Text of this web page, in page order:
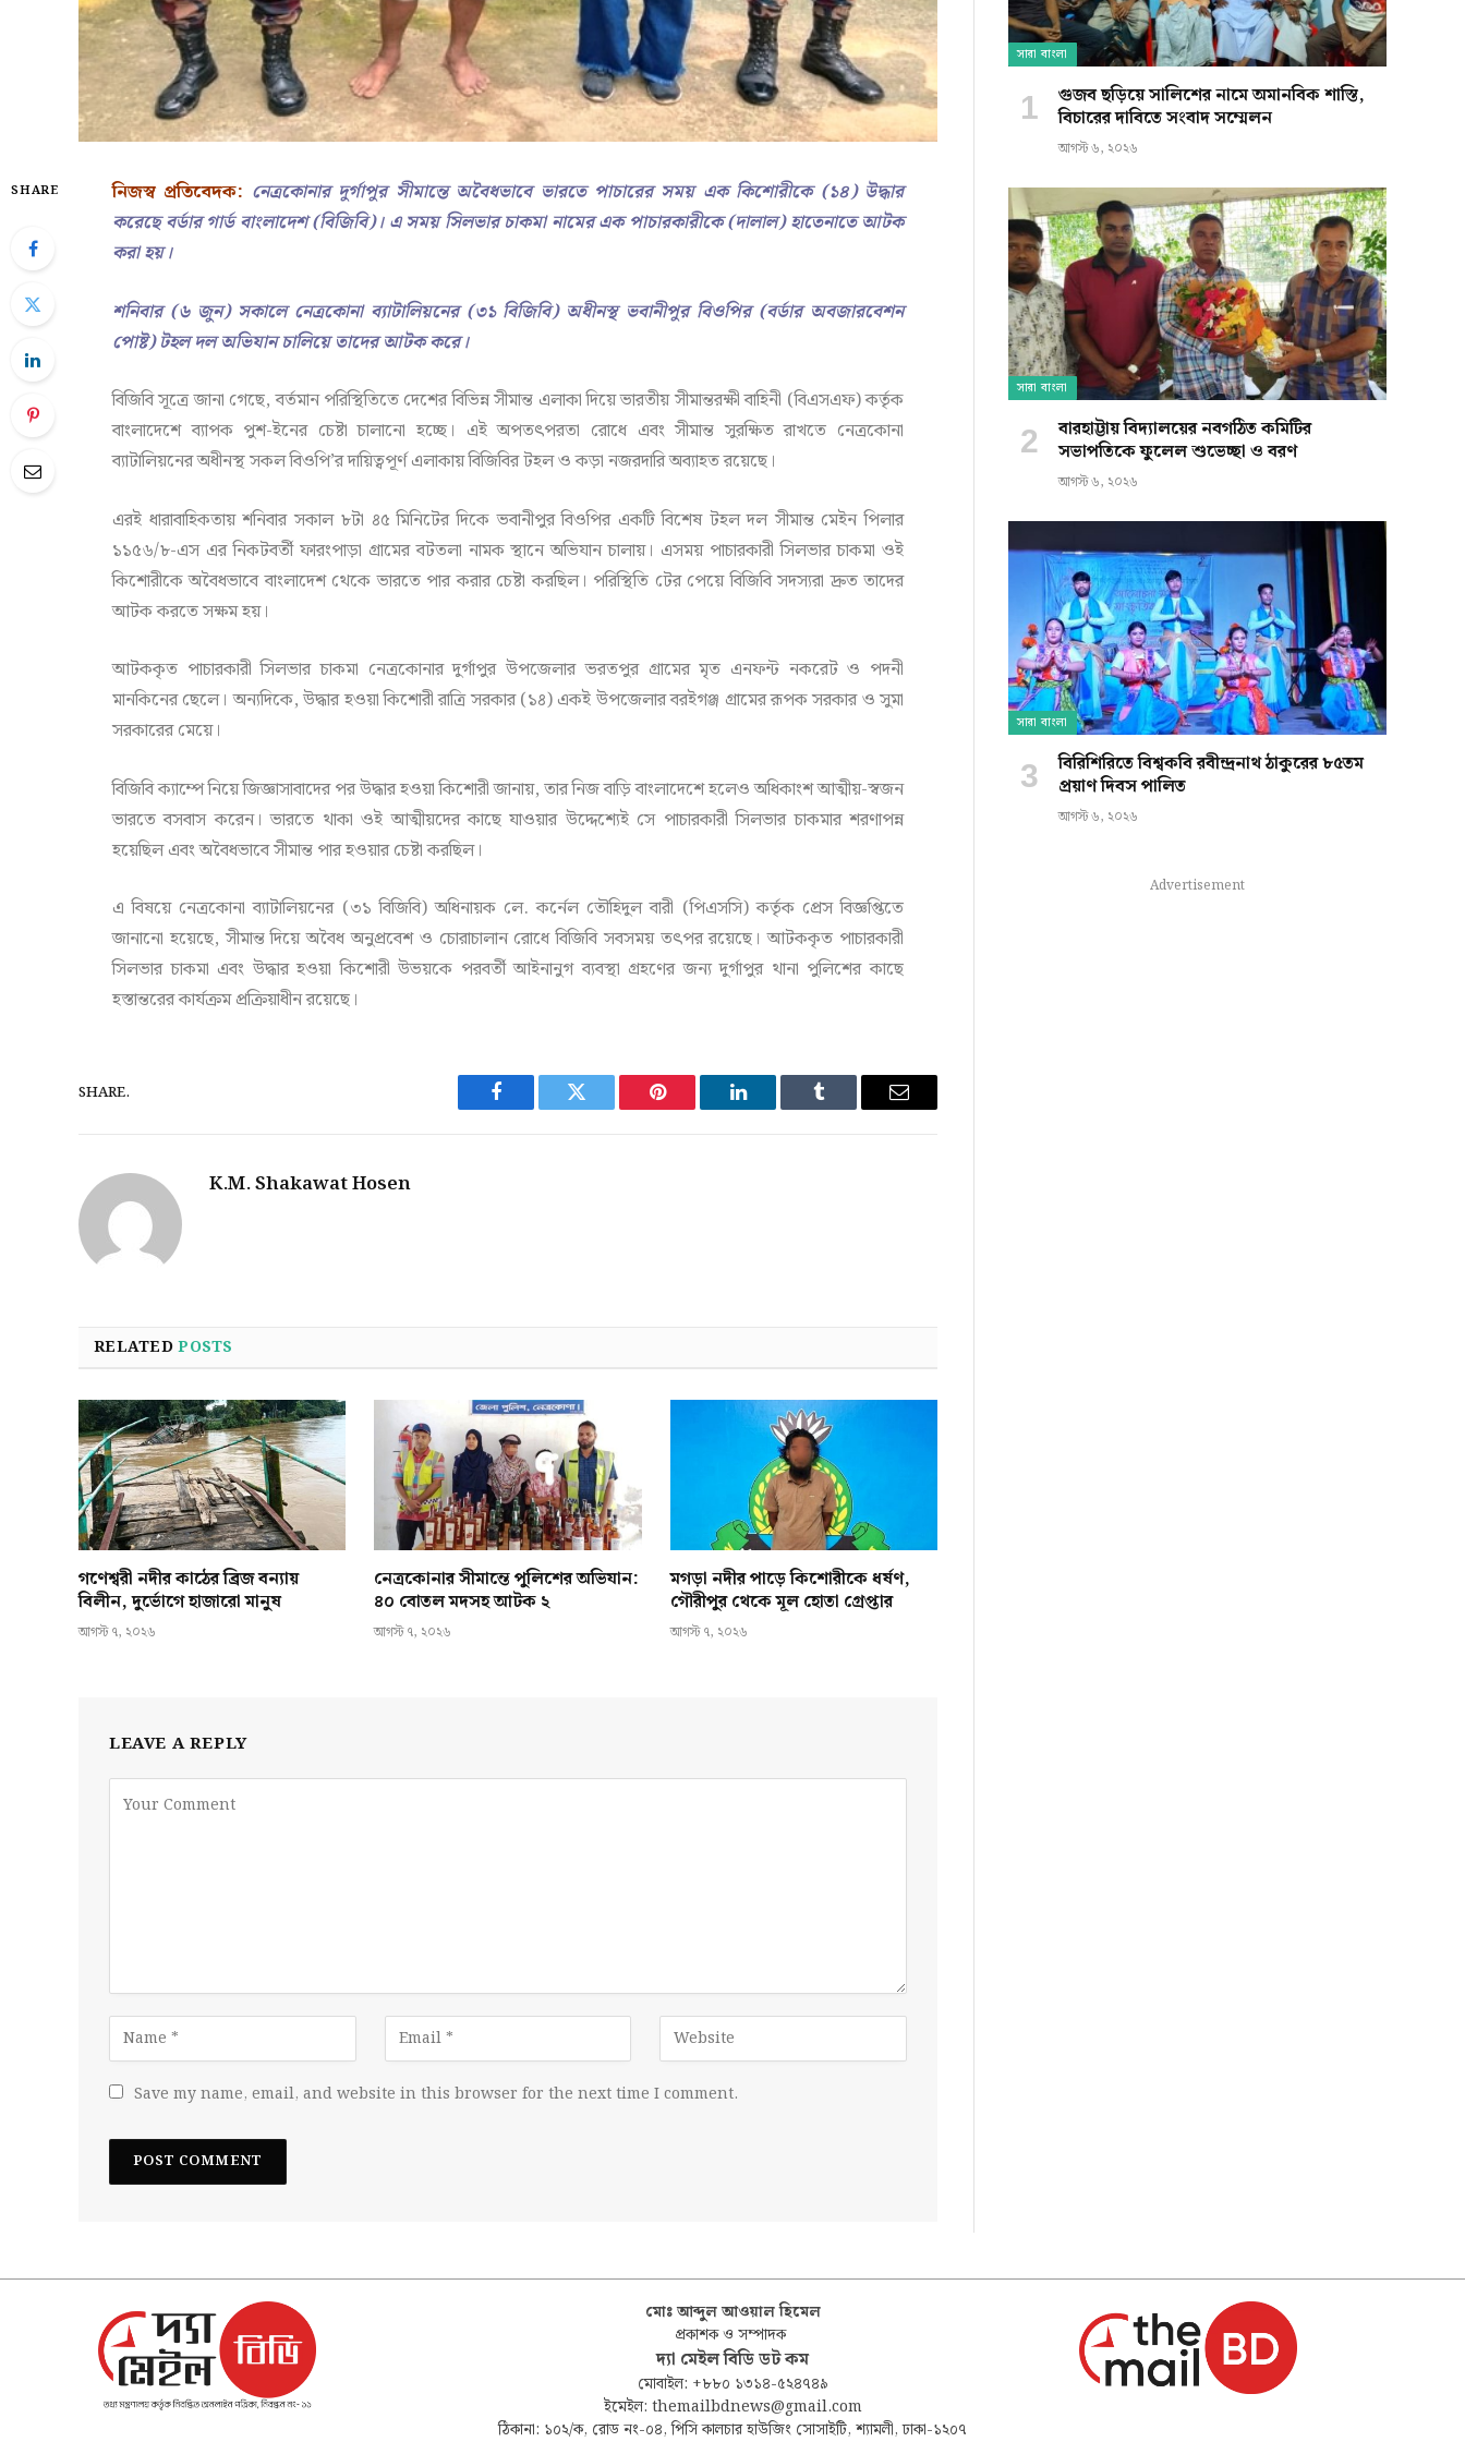
SHARE নিজস্ব প্রতিবেদক: নেত্রকোনার দুর্গাপুর সীমান্তে অবৈধভাবে ভারতে পাচারের সময় এক কিশোরীকে (১৪) উদ্ধার
করেছে বর্ডার গার্ড বাংলাদেশ (বিজিবি)। এ সময় সিলভার চাকমা নামের এক পাচারকারীকে (দালাল) হাতেনাতে আটক
করা হয়।
শনিবার (৬ জুন) সকালে নেত্রকোনা ব্যাটালিয়নের (৩১ বিজিবি) অধীনস্থ ভবানীপুর বিওপির (বর্ডার অবজারবেশন
পোষ্ট) টহল দল অভিযান চালিয়ে তাদের আটক করে।
বিজিবি সূত্রে জানা গেছে, বর্তমান পরিস্থিতিতে দেশের বিভিন্ন সীমান্ত এলাকা দিয়ে ভারতীয় সীমান্তরক্ষী বাহিনী (বিএসএফ) কর্তৃক
বাংলাদেশে ব্যাপক পুশ-ইনের চেষ্টা চালানো হচ্ছে। এই অপতৎপরতা রোধে এবং সীমান্ত সুরক্ষিত রাখতে নেত্রকোনা
ব্যাটালিয়নের অধীনস্থ সকল বিওপি’র দায়িত্বপূর্ণ এলাকায় বিজিবির টহল ও কড়া নজরদারি অব্যাহত রয়েছে।
এরই ধারাবাহিকতায় শনিবার সকাল ৮টা ৪৫ মিনিটের দিকে ভবানীপুর বিওপির একটি বিশেষ টহল দল সীমান্ত মেইন পিলার
১১৫৬/৮-এস এর নিকটবর্তী ফারংপাড়া গ্রামের বটতলা নামক স্থানে অভিযান চালায়। এসময় পাচারকারী সিলভার চাকমা ওই
কিশোরীকে অবৈধভাবে বাংলাদেশ থেকে ভারতে পার করার চেষ্টা করছিল। পরিস্থিতি টের পেয়ে বিজিবি সদস্যরা দ্রুত তাদের
আটক করতে সক্ষম হয়।
আটককৃত পাচারকারী সিলভার চাকমা নেত্রকোনার দুর্গাপুর উপজেলার ভরতপুর গ্রামের মৃত এনফন্ট নকরেট ও পদনী
মানকিনের ছেলে। অন্যদিকে, উদ্ধার হওয়া কিশোরী রাত্রি সরকার (১৪) একই উপজেলার বরইগঞ্জ গ্রামের রূপক সরকার ও সুমা
সরকারের মেয়ে।
বিজিবি ক্যাম্পে নিয়ে জিজ্ঞাসাবাদের পর উদ্ধার হওয়া কিশোরী জানায়, তার নিজ বাড়ি বাংলাদেশে হলেও অধিকাংশ আত্মীয়-স্বজন
ভারতে বসবাস করেন। ভারতে থাকা ওই আত্মীয়দের কাছে যাওয়ার উদ্দেশ্যেই সে পাচারকারী সিলভার চাকমার শরণাপন্ন
হয়েছিল এবং অবৈধভাবে সীমান্ত পার হওয়ার চেষ্টা করছিল।
এ বিষয়ে নেত্রকোনা ব্যাটালিয়নের (৩১ বিজিবি) অধিনায়ক লে. কর্নেল তৌহিদুল বারী (পিএসসি) কর্তৃক প্রেস বিজ্ঞপ্তিতে
জানানো হয়েছে, সীমান্ত দিয়ে অবৈধ অনুপ্রবেশ ও চোরাচালান রোধে বিজিবি সবসময় তৎপর রয়েছে। আটককৃত পাচারকারী
সিলভার চাকমা এবং উদ্ধার হওয়া কিশোরী উভয়কে পরবর্তী আইনানুগ ব্যবস্থা গ্রহণের জন্য দুর্গাপুর থানা পুলিশের কাছে
হস্তান্তরের কার্যক্রম প্রক্রিয়াধীন রয়েছে।
SHARE.
Facebook Twitter Pinterest LinkedIn Tumblr Email
K.M. Shakawat Hosen
RELATEDPOSTS
গণেশ্বরী নদীর কাঠের ব্রিজ বন্যায়
বিলীন, দুর্ভোগে হাজারো মানুষ
আগস্ট ৭, ২০২৬
নেত্রকোনার সীমান্তে পুলিশের অভিযান:
৪০ বোতল মদসহ আটক ২
আগস্ট ৭, ২০২৬
মগড়া নদীর পাড়ে কিশোরীকে ধর্ষণ,
গৌরীপুর থেকে মূল হোতা গ্রেপ্তার
আগস্ট ৭, ২০২৬
LEAVE A REPLY
Save my name, email, and website in this browser for the next time I comment.
সারা বাংলা
গুজব ছড়িয়ে সালিশের নামে অমানবিক শাস্তি,
বিচারের দাবিতে সংবাদ সম্মেলন
আগস্ট ৬, ২০২৬
সারা বাংলা
বারহাট্টায় বিদ্যালয়ের নবগঠিত কমিটির
সভাপতিকে ফুলেল শুভেচ্ছা ও বরণ
আগস্ট ৬, ২০২৬
সারা বাংলা
বিরিশিরিতে বিশ্বকবি রবীন্দ্রনাথ ঠাকুরের ৮৫তম
প্রয়াণ দিবস পালিত
আগস্ট ৬, ২০২৬
Advertisement
মোঃ আব্দুল আওয়াল হিমেল
প্রকাশক ও সম্পাদক
দ্যা মেইল বিডি ডট কম
মোবাইল: +৮৮০ ১৩১৪-৫২৪৭৪৯
ইমেইল: themailbdnews@gmail.com
ঠিকানা: ১০২/ক, রোড নং-০৪, পিসি কালচার হাউজিং সোসাইটি, শ্যামলী, ঢাকা-১২০৭